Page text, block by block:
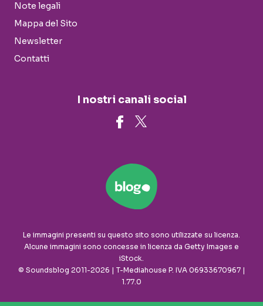
Note legali
Mappa del Sito
Newsletter
Contatti
I nostri canali social
Le immagini presenti su questo sito sono utilizzate su licenza.
Alcune immagini sono concesse in licenza da Getty Images e
iStock.
© Soundsblog 2011-2026 | T-Mediahouse P. IVA 06933670967 |
1.77.0